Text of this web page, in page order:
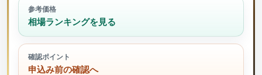
参考価格
相場ランキングを見る
確認ポイント
申込み前の確認へ